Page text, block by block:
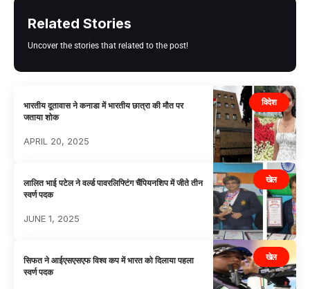
Related Stories
Uncover the stories that related to the post!
विदेश
भारतीय दूतावास ने कनाडा में भारतीय छात्रा की मौत पर
जताया शोक
APRIL 20, 2025
खेल
लालित भाई पटेल ने वर्ल्ड पावरलिफ्टिंग चैंपियनशिप में जीते तीन
स्वर्ण पदक
JUNE 1, 2025
खेल
सिफत ने आईएसएसएफ विश्व कप में भारत को दिलाया पहला
स्वर्ण पदक